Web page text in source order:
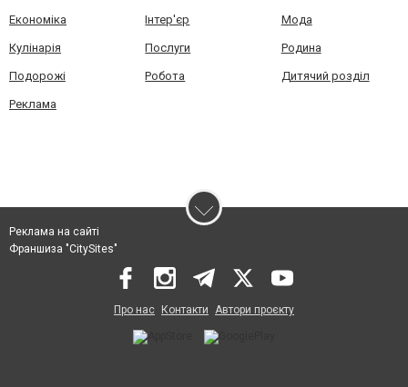
Економіка Інтер'єр Мода
Кулінарія Послуги Родина
Подорожі Робота Дитячий розділ
Реклама
Реклама на сайті
Франшиза "CitySites"
Про нас Контакти Автори проєкту